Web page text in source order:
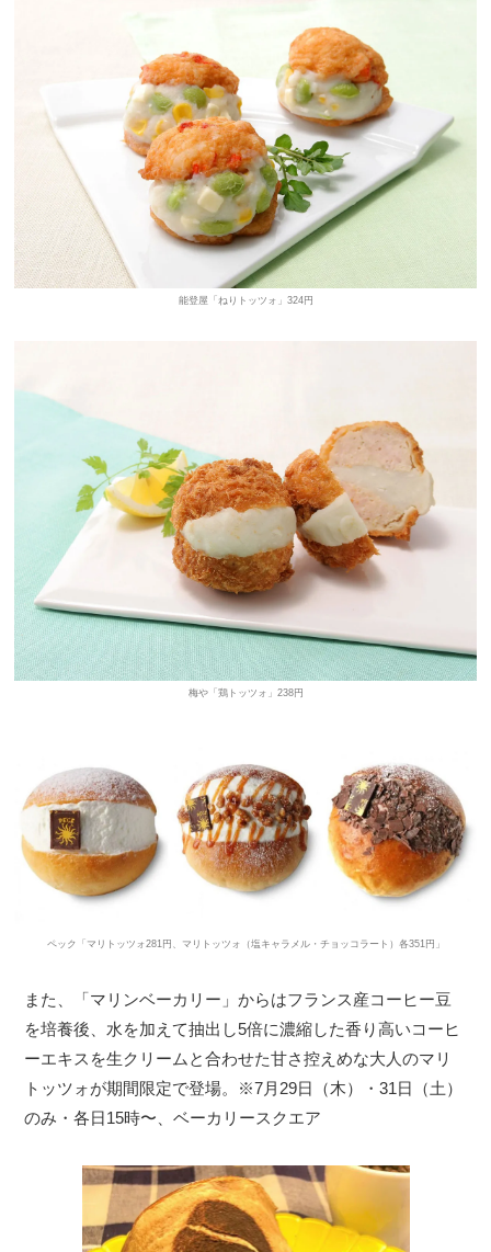
能登屋「ねりトッツォ」324円
梅や「鶏トッツォ」238円
ペック「マリトッツォ281円、マリトッツォ（塩キャラメル・チョッコラート）各351円」
また、「マリンベーカリー」からはフランス産コーヒー豆
を培養後、水を加えて抽出し5倍に濃縮した香り高いコーヒ
ーエキスを生クリームと合わせた甘さ控えめな大人のマリ
トッツォが期間限定で登場。※7月29日（木）・31日（土）
のみ・各日15時〜、ベーカリースクエア